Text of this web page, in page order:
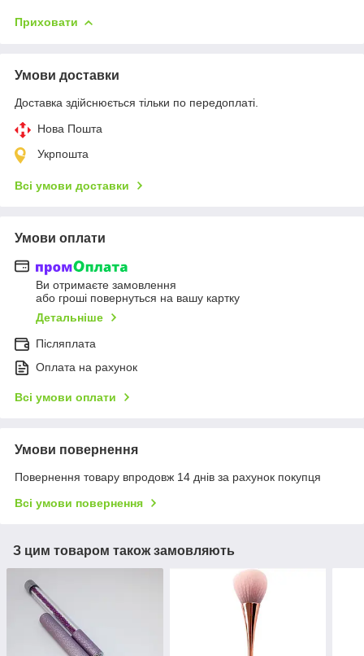
Приховати
Умови доставки
Доставка здійснюється тільки по передоплаті.
Нова Пошта
Укрпошта
Всі умови доставки
Умови оплати
Ви отримаєте замовлення
або гроші повернуться на вашу картку
Детальніше
Післяплата
Оплата на рахунок
Всі умови оплати
Умови повернення
Повернення товару впродовж 14 днів за рахунок покупця
Всі умови повернення
З цим товаром також замовляють